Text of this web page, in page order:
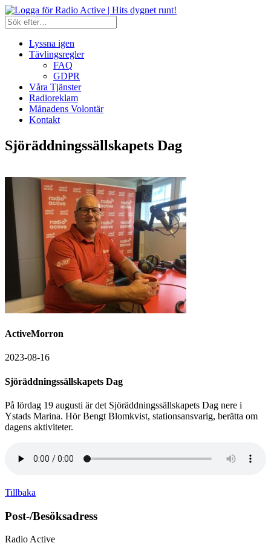
Lyssna igen
Tävlingsregler
FAQ
GDPR
Våra Tjänster
Radioreklam
Månadens Volontär
Kontakt
Sjöräddningssällskapets Dag
ActiveMorron
2023-08-16
Sjöräddningssällskapets Dag
På lördag 19 augusti är det Sjöräddningssällskapets Dag nere i
Ystads Marina. Hör Bengt Blomkvist, stationsansvarig, berätta om
dagens aktiviteter.
Tillbaka
Post-/Besöksadress
Radio Active